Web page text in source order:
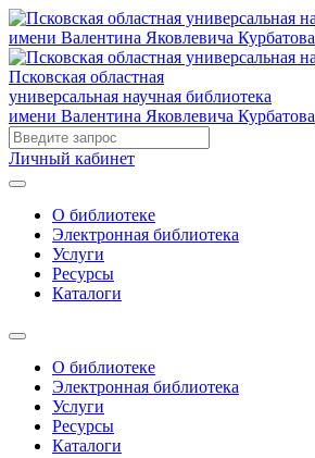
Псковская областная
универсальная научная библиотека
имени Валентина Яковлевича Курбатова
Личный кабинет
О библиотеке
Электронная библиотека
Услуги
Ресурсы
Каталоги
О библиотеке
Электронная библиотека
Услуги
Ресурсы
Каталоги